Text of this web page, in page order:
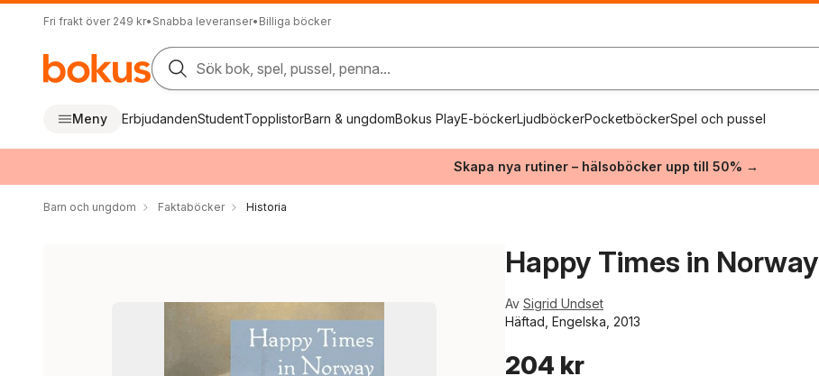
Fri frakt över 249 kr• Snabba leveranser• Billiga böcker
Sök bok, spel, pussel, penna...
Meny ErbjudandenStudentTopplistorBarn & ungdomBokus PlayE-böckerLjudböckerPocketböckerSpel och pussel
Skapa nya rutiner – hälsoböcker upp till 50% →
Barn och ungdom Faktaböcker Historia
Happy Times in Norway
Av Sigrid Undset
Häftad, Engelska, 2013
204 kr